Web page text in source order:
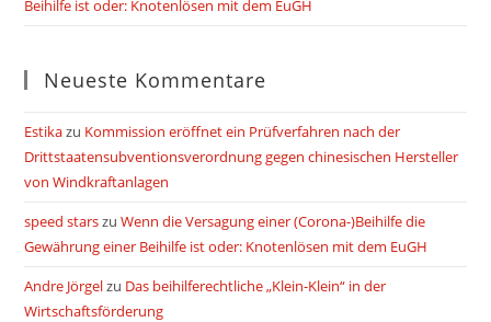
Beihilfe ist oder: Knotenlösen mit dem EuGH
Neueste Kommentare
Estikazu Kommission eröffnet ein Prüfverfahren nach der
Drittstaatensubventionsverordnung gegen chinesischen Hersteller
von Windkraftanlagen
speed starszuWenn die Versagung einer (Corona-)Beihilfe die
Gewährung einer Beihilfe ist oder: Knotenlösen mit dem EuGH
Andre Jörgelzu Das beihilferechtliche „Klein-Klein“ in der
Wirtschaftsförderung